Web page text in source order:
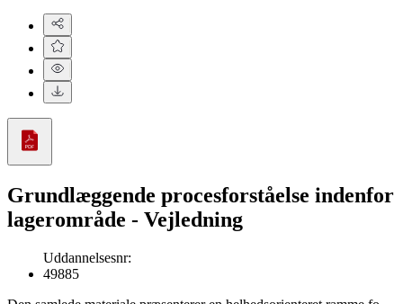
Grundlæggende procesforståelse indenfor
lagerområde - Vejledning
Uddannelsesnr:
49885